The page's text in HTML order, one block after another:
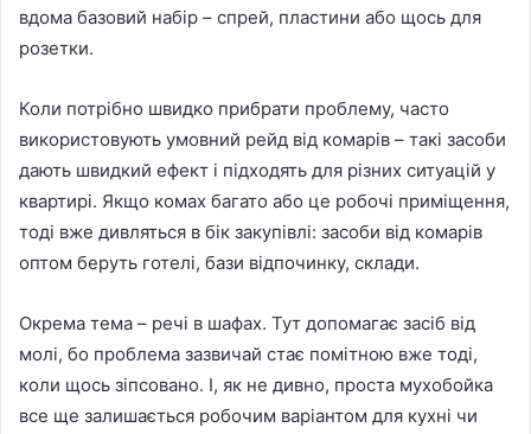
вдома базовий набір – спрей, пластини або щось для
розетки.
Коли потрібно швидко прибрати проблему, часто
використовують умовний рейд від комарів – такі засоби
дають швидкий ефект і підходять для різних ситуацій у
квартирі. Якщо комах багато або це робочі приміщення,
тоді вже дивляться в бік закупівлі: засоби від комарів
оптом беруть готелі, бази відпочинку, склади.
Окрема тема – речі в шафах. Тут допомагає засіб від
молі, бо проблема зазвичай стає помітною вже тоді,
коли щось зіпсовано. І, як не дивно, проста мухобойка
все ще залишається робочим варіантом для кухні чи